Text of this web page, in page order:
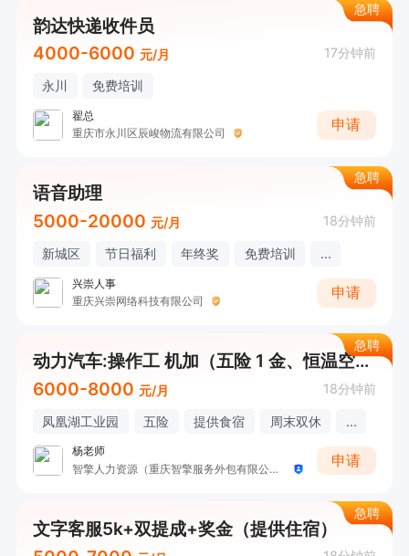
急聘
韵达快递收件员
4000-6000 元/月 17分钟前
永川 免费培训
翟总
重庆市永川区辰峻物流有限公司
申请
急聘
语音助理
5000-20000 元/月 18分钟前
新城区 节日福利 年终奖 免费培训 ...
兴崇人事
重庆兴崇网络科技有限公司
申请
急聘
动力汽车:操作工 机加（五险 1 金、恒温空调车间、丰厚年终奖、包吃住、节日福利）
6000-8000 元/月 18分钟前
凤凰湖工业园 五险 提供食宿 周末双休 ...
杨老师
智擎人力资源（重庆智擎服务外包有限公司）
申请
急聘
文字客服5k+双提成+奖金（提供住宿）